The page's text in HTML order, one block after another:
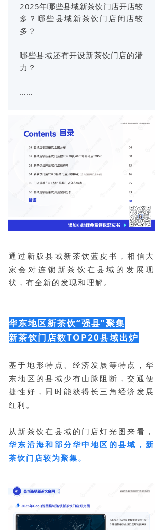
2025年哪些县域新茶饮门店开店较
多？哪些县域新茶饮门店闭店较
多？
哪些县域还有开设新茶饮门店的潜
力？
……
通过新版县域新茶饮蓝皮书，相信大
家会对连锁新茶饮在县域的发展现
状，有全新的发现和理解。
华东地区新茶饮“强县”聚集
新茶饮门店数TOP20县域出炉
基于地形特点、经济发展等特点，华
东地区的县域少有山脉阻断，交通便
捷性好，同时能获得长三角经济发展
红利。
从新茶饮在县域的门店灯光图来看，
华东沿海和部分华中地区的县域，新
茶饮门店较为聚集。